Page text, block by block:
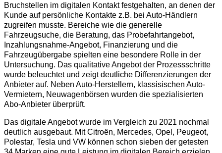
Bruchstellen im digitalen Kontakt festgehalten, an denen der
Kunde auf persönliche Kontakte z.B. bei Auto-Händlern
zugreifen musste. Bereiche wie die generelle
Fahrzeugsuche, die Beratung, das Probefahrtangebot,
Inzahlungsnahme-Angebot, Finanzierung und die
Fahrzeugübergabe spielten eine besondere Rolle in der
Untersuchung. Das qualitative Angebot der Prozessschritte
wurde beleuchtet und zeigt deutliche Differenzierungen der
Anbieter auf. Neben Auto-Herstellern, klassisischen Auto-
Vermietern, Neuwagenbörsen wurden die spezialisierten
Abo-Anbieter überprüft.
Das digitale Angebot wurde im Vergleich zu 2021 nochmal
deutlich ausgebaut. Mit Citroën, Mercedes, Opel, Peugeot,
Polestar, Tesla und VW können schon sieben der getesten